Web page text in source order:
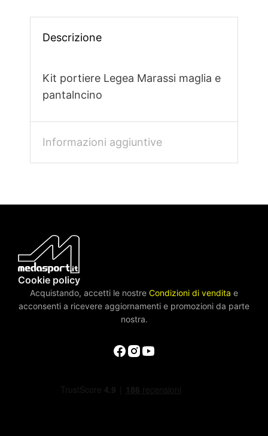
Descrizione
Kit portiere Legea Marassi maglia e
pantalncino
Informazioni aggiuntive
Cookie policy
Acquistando, accetti le nostre Condizioni di vendita e
acconsenti a ricevere aggiornamenti e promozioni da parte
nostra.